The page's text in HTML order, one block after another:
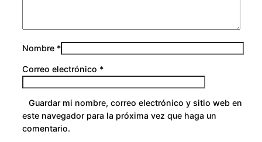
Nombre *
Correo electrónico *
Guardar mi nombre, correo electrónico y sitio web en
este navegador para la próxima vez que haga un
comentario.